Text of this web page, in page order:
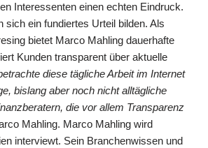
Interessenten einen echten Eindruck.
sich ein fundiertes Urteil bilden. Als
bietet Marco Mahling dauerhafte
Kunden transparent über aktuelle
diese tägliche Arbeit im Internet
bislang aber noch nicht alltägliche
die vor allem Transparenz
Mahling. Marco Mahling wird
interviewt. Sein Branchenwissen und